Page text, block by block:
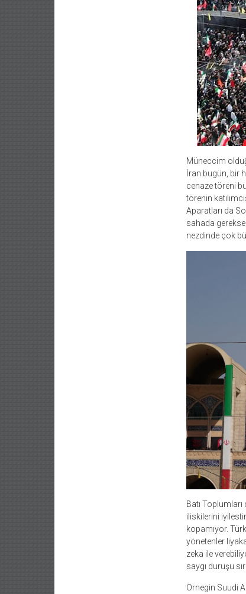
Müneccim
İran bugün, bir
cenaze töreni
törenin
Aparatları da
sahada
nezdinde çok
Batı
iliskilerini
kopamıyor.
yönetenler
zeka ile
saygı duruşu
Örnegin Suudi